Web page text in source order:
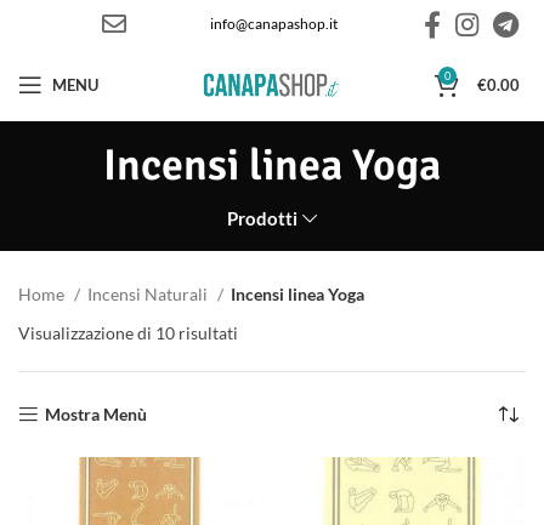
info@canapashop.it
MENU 0 €0.00
Incensi linea Yoga
Prodotti
Home Incensi Naturali
Incensi linea Yoga
Visualizzazione di 10 risultati
Mostra Menù